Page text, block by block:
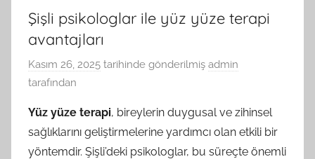
Şişli psikologlar ile yüz yüze terapi
avantajları
Kasım 26, 2025 tarihinde gönderilmiş admin
tarafından
Yüz yüze terapi, bireylerin duygusal ve zihinsel
sağlıklarını geliştirmelerine yardımcı olan etkili bir
yöntemdir. Şişli’deki psikologlar, bu süreçte önemli